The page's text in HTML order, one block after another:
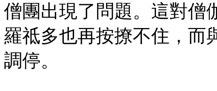
僧團出現了問題。這對僧
羅祗多也再按撩不住，而
調停。